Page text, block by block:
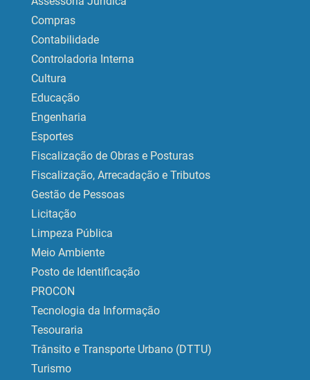
Compras
Contabilidade
Controladoria Interna
Cultura
Educação
Engenharia
Esportes
Fiscalização de Obras e Posturas
Fiscalização, Arrecadação e Tributos
Gestão de Pessoas
Licitação
Limpeza Pública
Meio Ambiente
Posto de Identificação
PROCON
Tecnologia da Informação
Tesouraria
Trânsito e Transporte Urbano (DTTU)
Turismo